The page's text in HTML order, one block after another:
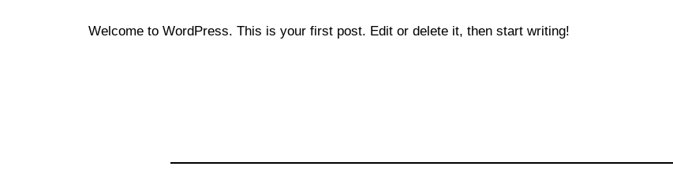
Welcome to WordPress. This is your first post. Edit or delete it, then start writing!